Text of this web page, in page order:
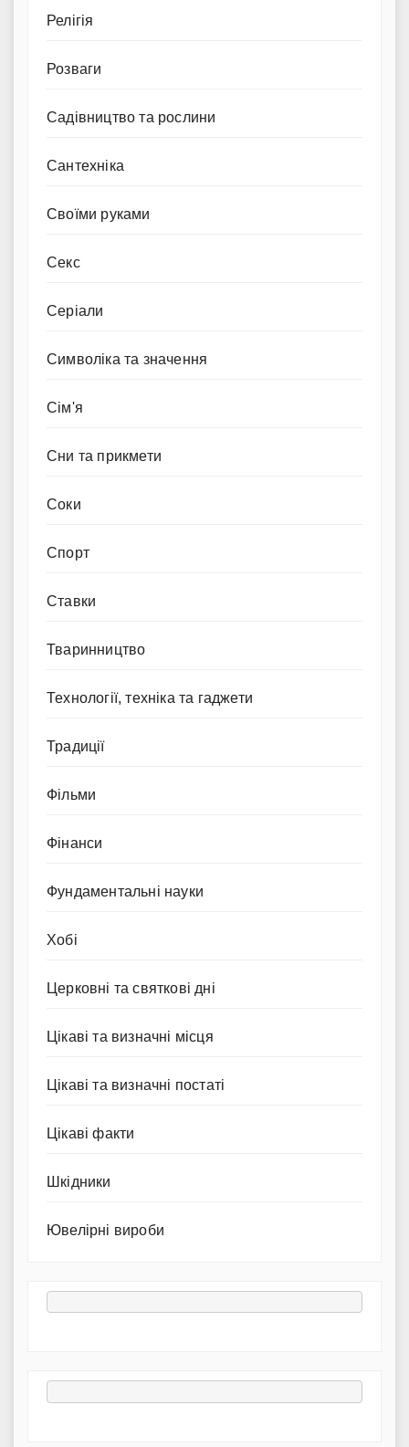
Релігія
Розваги
Садівництво та рослини
Сантехніка
Своїми руками
Секс
Серіали
Символіка та значення
Сім'я
Сни та прикмети
Соки
Спорт
Ставки
Тваринництво
Технології, техніка та гаджети
Традиції
Фільми
Фінанси
Фундаментальні науки
Хобі
Церковні та святкові дні
Цікаві та визначні місця
Цікаві та визначні постаті
Цікаві факти
Шкідники
Ювелірні вироби